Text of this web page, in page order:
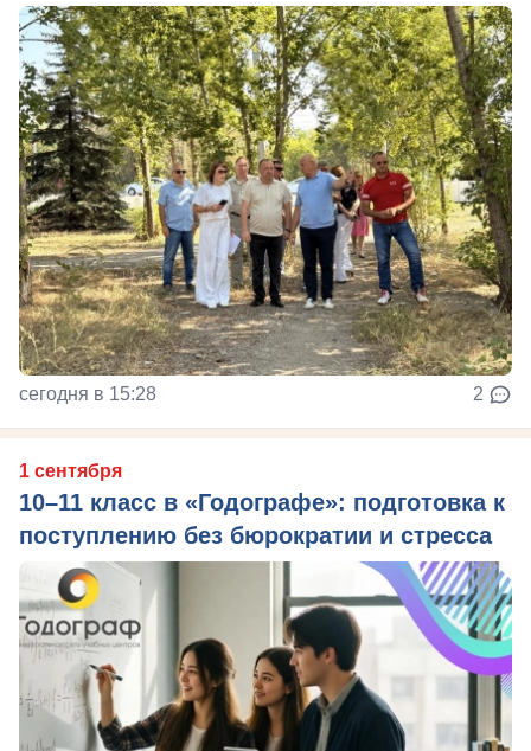
сегодня в 15:28 2
1 сентября
10–11 класс в «Годографе»: подготовка к
поступлению без бюрократии и стресса